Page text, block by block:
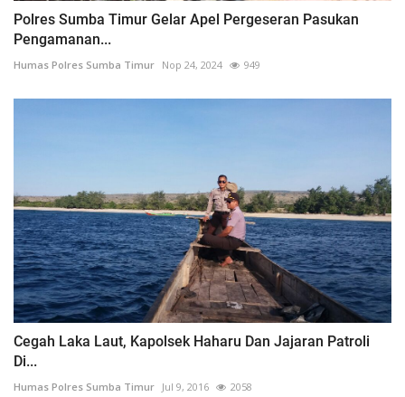
Polres Sumba Timur Gelar Apel Pergeseran Pasukan
Pengamanan...
Humas Polres Sumba Timur Nop 24, 2024 949
Cegah Laka Laut, Kapolsek Haharu Dan Jajaran Patroli
Di...
Humas Polres Sumba Timur Jul 9, 2016 2058